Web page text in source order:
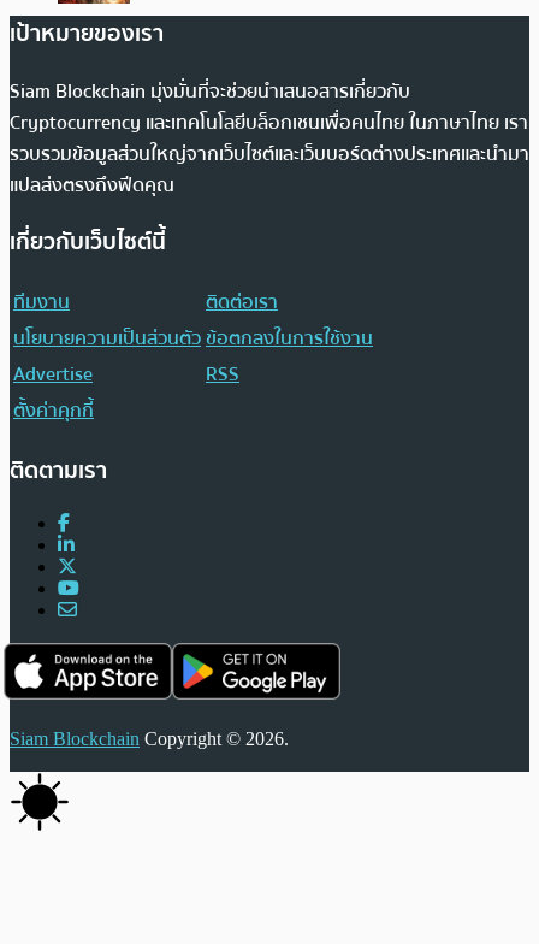
เป้าหมายของเรา
Siam Blockchain มุ่งมั่นที่จะช่วยนำเสนอสารเกี่ยวกับ
Cryptocurrency และเทคโนโลยีบล็อกเชนเพื่อคนไทย ในภาษาไทย เรา
รวบรวมข้อมูลส่วนใหญ่จากเว็บไซต์และเว็บบอร์ดต่างประเทศและนำมา
แปลส่งตรงถึงฟีดคุณ
เกี่ยวกับเว็บไซต์นี้
ทีมงาน
ติดต่อเรา
นโยบายความเป็นส่วนตัวข้อตกลงในการใช้งาน
Advertise
RSS
ตั้งค่าคุกกี้
ติดตามเรา
Siam Blockchain Copyright © 2026.